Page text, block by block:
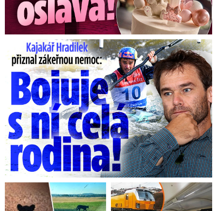
Kajakář Hradilek přiznal zákeřnou nemoc: Bojuje s ní celá ...